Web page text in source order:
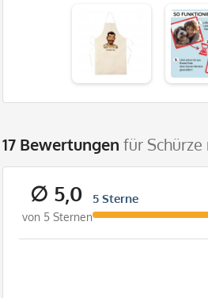
17 Bewertungen für
∅ 5,0
von 5 Sternen
5 Sterne